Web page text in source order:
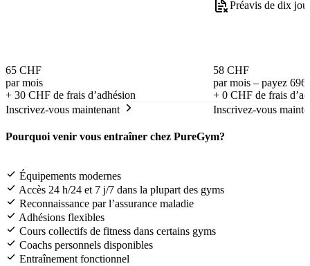
65 CHF
par mois
+ 30 CHF de frais d’adhésion
Inscrivez-vous maintenant
Préavis de dix
58 CHF
par mois – payez
+ 0 CHF de frais
Inscrivez-vous
Pourquoi venir vous entraîner chez PureGym?
Équipements modernes
Accès 24 h/24 et 7 j/7 dans la plupart des gyms
Reconnaissance par l’assurance maladie
Adhésions flexibles
Cours collectifs de fitness dans certains gyms
Coachs personnels disponibles
Entraînement fonctionnel